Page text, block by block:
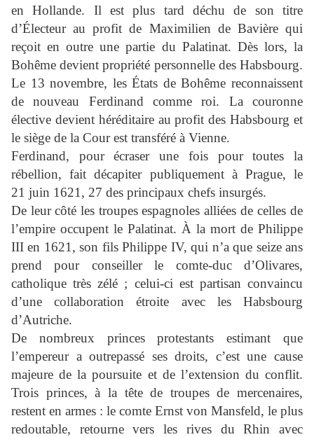
en Hollande. Il est plus tard déchu de son titre
d’Électeur au profit de Maximilien de Bavière qui
reçoit en outre une partie du Palatinat. Dès lors, la
Bohême devient propriété personnelle des Habsbourg.
Le 13 novembre, les États de Bohême reconnaissent
de nouveau Ferdinand comme roi. La couronne
élective devient héréditaire au profit des Habsbourg et
le siège de la Cour est transféré à Vienne.
Ferdinand, pour écraser une fois pour toutes la
rébellion, fait décapiter publiquement à Prague, le
21 juin 1621, 27 des principaux chefs insurgés.
De leur côté les troupes espagnoles alliées de celles de
l’empire occupent le Palatinat. À la mort de Philippe
III en 1621, son fils Philippe IV, qui n’a que seize ans
prend pour conseiller le comte-duc d’Olivares,
catholique très zélé ; celui-ci est partisan convaincu
d’une collaboration étroite avec les Habsbourg
d’Autriche.
De nombreux princes protestants estimant que
l’empereur a outrepassé ses droits, c’est une cause
majeure de la poursuite et de l’extension du conflit.
Trois princes, à la tête de troupes de mercenaires,
restent en armes : le comte Ernst von Mansfeld, le plus
redoutable, retourne vers les rives du Rhin avec